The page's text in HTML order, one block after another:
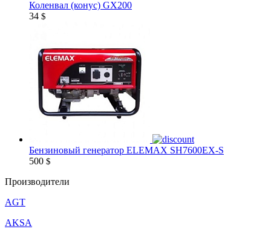
Коленвал (конус) GX200
34 $
Бензиновый генератор ELEMAX SH7600EX-S
500 $
Производители
AGT
AKSA